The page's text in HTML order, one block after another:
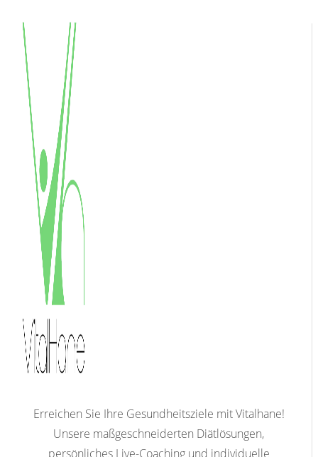
Erreichen Sie Ihre Gesundheitsziele mit Vitalhane!
Unsere maßgeschneiderten Diätlösungen,
persönliches Live-Coaching und individuelle